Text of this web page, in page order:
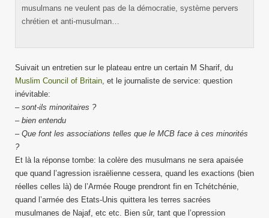
musulmans ne veulent pas de la démocratie, système pervers
chrétien et anti-musulman…
Suivait un entretien sur le plateau entre un certain M Sharif, du
Muslim Council of Britain , et le journaliste de service: question
inévitable:
– sont-ils minoritaires ?
– bien entendu
– Que font les associations telles que le MCB face à ces minorités
?
Et là la réponse tombe: la colère des musulmans ne sera apaisée
que quand l’agression israëlienne cessera, quand les exactions (bien
réelles celles là) de l’Armée Rouge prendront fin en Tchétchénie,
quand l’armée des Etats-Unis quittera les terres sacrées
musulmanes de Najaf, etc etc. Bien sûr, tant que l’opression